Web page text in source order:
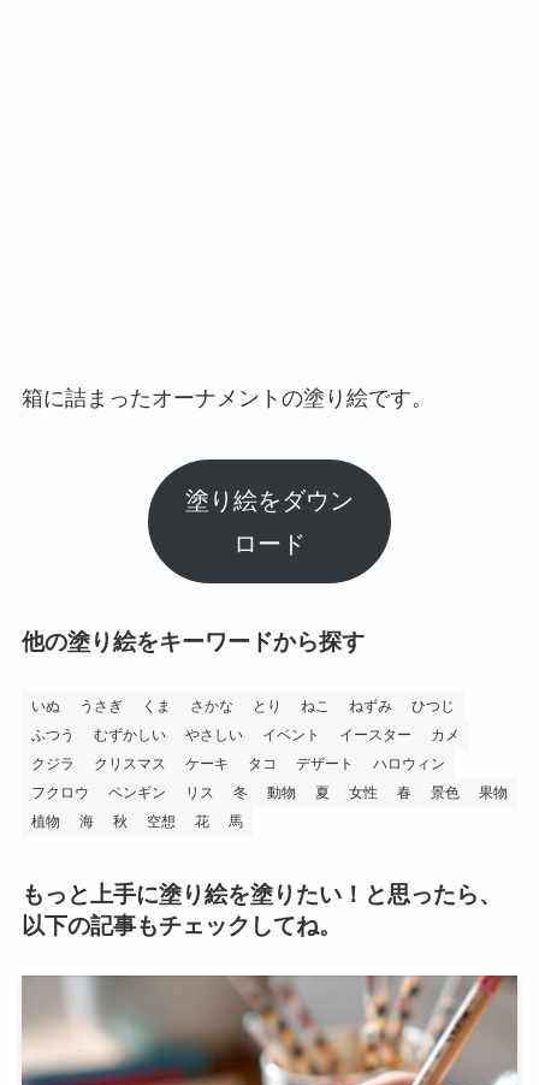
箱に詰まったオーナメントの塗り絵です。
塗り絵をダウン
ロード
他の塗り絵をキーワードから探す
いぬ うさぎ くま さかな とり ねこ ねずみ
ひつじ
ふつう
むずかしい やさしい イベント イースター
カメ
クジラ
クリスマス ケーキ タコ デザート
ハロウィン
フクロウ
ペンギン リス 冬 動物 夏 女性 春 景色
果物
植物
海 秋 空想 花 馬
もっと上手に塗り絵を塗りたい！と思ったら、
以下の記事もチェックしてね。